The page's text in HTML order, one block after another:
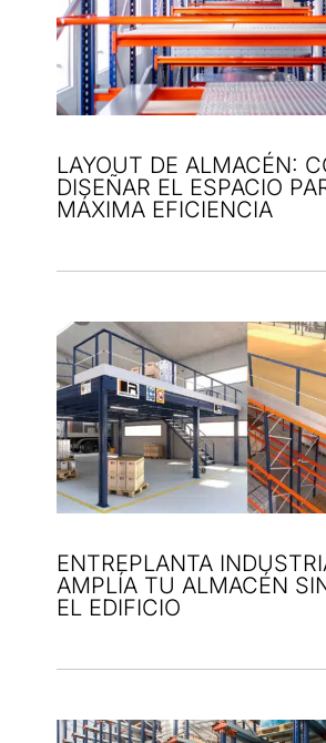
LAYOUT DE ALMACÉN:
DISEÑAR EL ESPACIO
MÁXIMA EFICIENCIA
ENTREPLANTA
AMPLÍA TU ALMACÉN
EL EDIFICIO